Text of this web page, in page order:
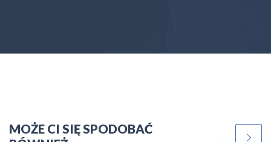
MOŻE CI SIĘ SPODOBAĆ